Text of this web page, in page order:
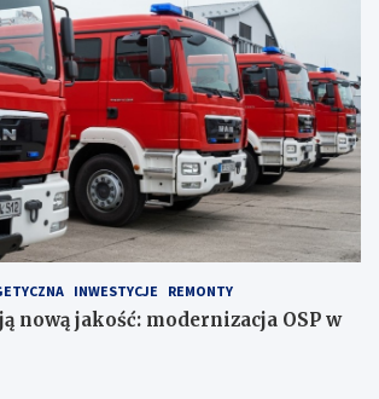
INWESTYCJE REMONTY
nową jakość: modernizacja OSP w